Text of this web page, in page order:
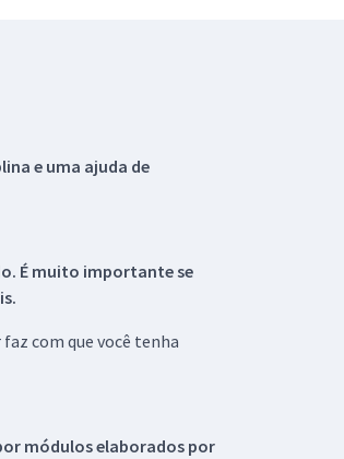
e uma ajuda de
É muito importante se
com que você tenha
módulos elaborados por